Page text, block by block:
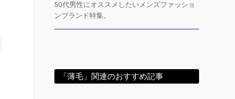
50代男性にオススメしたいメンズファッショ
ンブランド特集。
「薄毛」関連のおすすめ記事